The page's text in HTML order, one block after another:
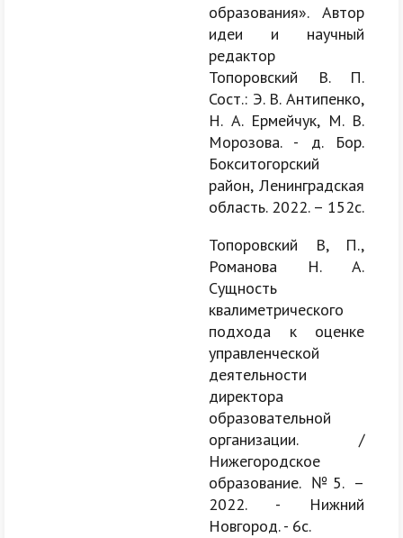
образования». Автор
идеи и научный
редактор
Топоровский В. П.
Сост.: Э. В. Антипенко,
Н. А. Ермейчук, М. В.
Морозова. - д. Бор.
Бокситогорский
район, Ленинградская
область. 2022. – 152с.
Топоровский В, П.,
Романова Н. А.
Сущность
квалиметрического
подхода к оценке
управленческой
деятельности
директора
образовательной
организации. /
Нижегородское
образование. №5. –
2022. - Нижний
Новгород. - 6с.